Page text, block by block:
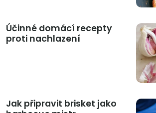
Účinné domácí recepty
proti nachlazení
Jak připravit brisket jako